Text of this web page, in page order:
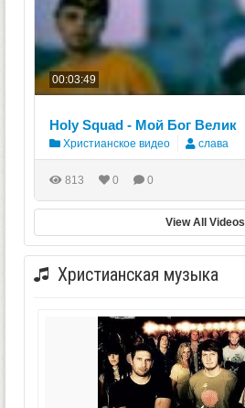
00:03:49
Holy Squad - Мой Бог Велик
Христианское видео слава
813 0 0
View All Videos
Христианская музыка